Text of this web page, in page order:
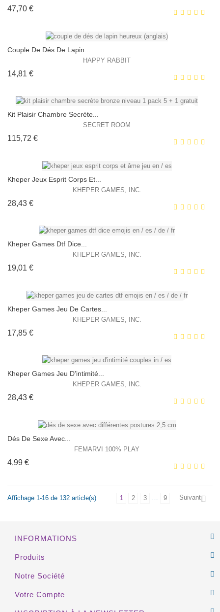
HORS STOCK
HORS STOCK
47,70 €Prix
HORS STOCK
Couple De Dés De Lapin...
HAPPY RABBIT
14,81 €Prix
HORS STOCK
Kit Plaisir Chambre Secrète...
SECRET ROOM
115,72 €Prix
HORS STOCK
Kheper Jeux Esprit Corps Et...
KHEPER GAMES, INC.
28,43 €Prix
HORS STOCK
Kheper Games Dtf Dice...
KHEPER GAMES, INC.
19,01 €Prix
HORS STOCK
Kheper Games Jeu De Cartes...
KHEPER GAMES, INC.
17,85 €Prix
Kheper Games Jeu D'intimité...
KHEPER GAMES, INC.
28,43 €Prix
Dés De Sexe Avec...
FEMARVI 100% PLAY
4,99 €Prix
Affichage 1-16 de 132 article(s) 1 2 3 … 9 Suivant
INFORMATIONS
Produits
Notre Société
Votre Compte